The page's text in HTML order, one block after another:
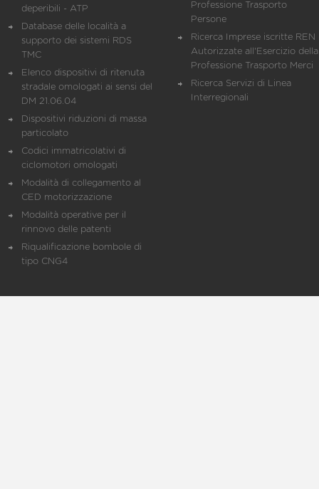
deperibili - ATP
Database delle località a
supporto dei sistemi RDS
TMC
Elenco dispositivi di ritenuta
stradale omologati ai sensi del
DM 21.06.04
Dispositivi riduzioni di massa
particolato
Codici immatricolativi di
ciclomotori omologati
Modalità di collegamento al
CED motorizzazione
Modalità operative per il
rinnovo delle patenti
Riqualificazione bombole di
tipo CNG4
Professione Trasporto
Persone
Ricerca Imprese iscritte REN
Autorizzate all'Esercizio della
Professione Trasporto Merci
Ricerca Servizi di Linea
Interregionali